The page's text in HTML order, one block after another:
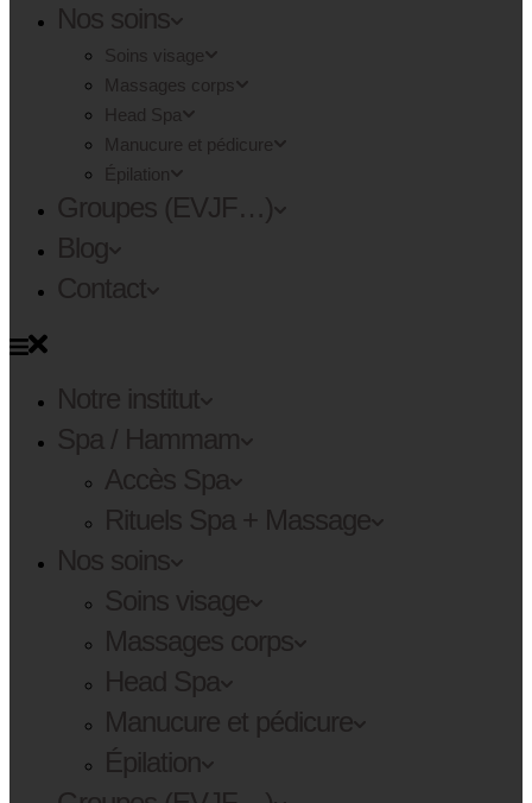
Nos soins
Soins visage
Massages corps
Head Spa
Manucure et pédicure
Épilation
Groupes (EVJF…)
Blog
Contact
Notre institut
Spa / Hammam
Accès Spa
Rituels Spa + Massage
Nos soins
Soins visage
Massages corps
Head Spa
Manucure et pédicure
Épilation